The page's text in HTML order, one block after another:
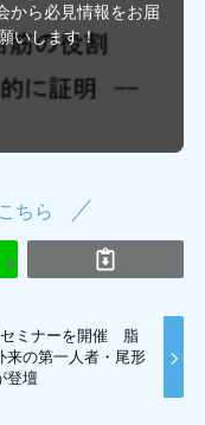
から必見情報をお届
いします！
ちら
ミナーを開催 脂
来の第一人者・尾形
登壇